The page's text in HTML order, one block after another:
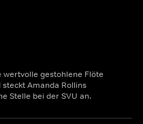
wertvolle gestohlene Flöte
Amanda Rollins
Stelle bei der SVU an.